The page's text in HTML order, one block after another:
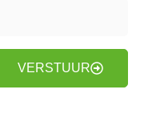
VERSTUUR